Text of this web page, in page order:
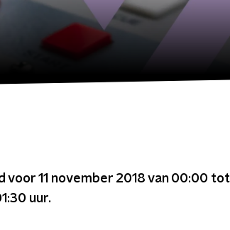
voor 11 november 2018 van 00:00 tot
uur.